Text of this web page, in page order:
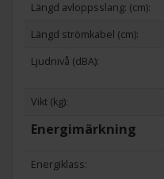
Längd avloppsslang: (cm):
Längd strömkabel (cm):
Ljudnivå (dBA):
Vikt (kg):
Energimärkning
Energiklass: